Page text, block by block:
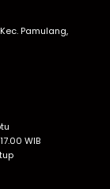
Pamulang,
WIB